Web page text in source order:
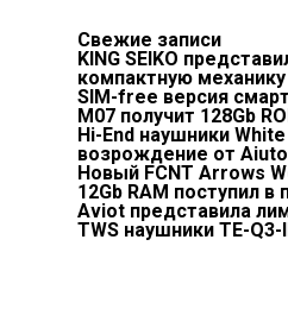
Свежие записи
KING SEIKO
компактную механику
SIM-free версия
M07 получит 128Gb
Hi-End наушники
возрождение от Aiuto
Новый FCNT Arrows
12Gb RAM поступил в
Aviot представила
TWS наушники TE-Q3-